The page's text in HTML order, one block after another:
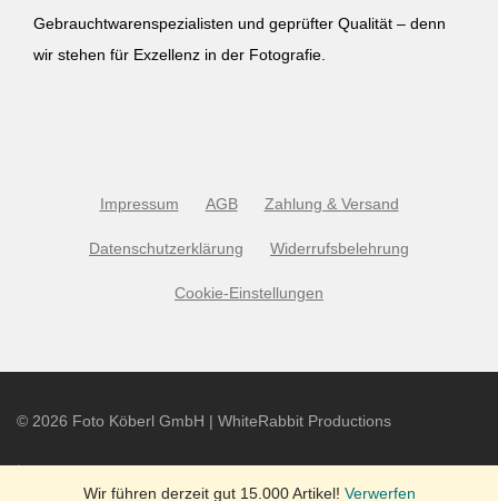
Wir führen derzeit gut 15.000 Artikel! Verwerfen
Gebrauchtwarenspezialisten und geprüfter Qualität – denn
wir stehen für Exzellenz in der Fotografie.
Impressum AGB Zahlung & Versand
Datenschutzerklärung Widerrufsbelehrung
Cookie-Einstellungen
© 2026 Foto Köberl GmbH | WhiteRabbit Productions